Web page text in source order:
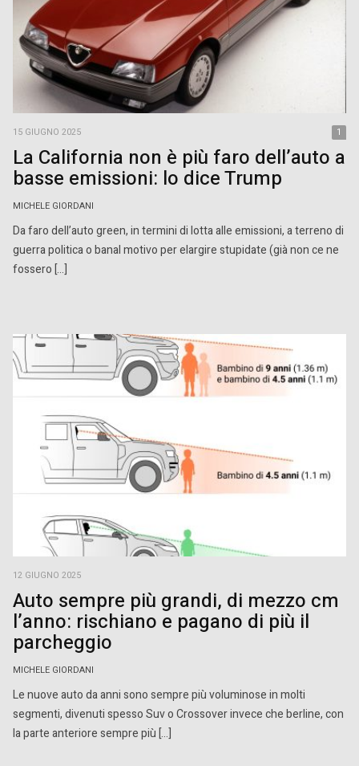
15 GIUGNO 2025 1
La California non è più faro dell’auto a
basse emissioni: lo dice Trump
MICHELE GIORDANI
Da faro dell’auto green, in termini di lotta alle emissioni, a terreno di
guerra politica o banal motivo per elargire stupidate (già non ce ne
fossero […]
12 GIUGNO 2025
Auto sempre più grandi, di mezzo cm
l’anno: rischiano e pagano di più il
parcheggio
MICHELE GIORDANI
Le nuove auto da anni sono sempre più voluminose in molti
segmenti, divenuti spesso Suv o Crossover invece che berline, con
la parte anteriore sempre più […]